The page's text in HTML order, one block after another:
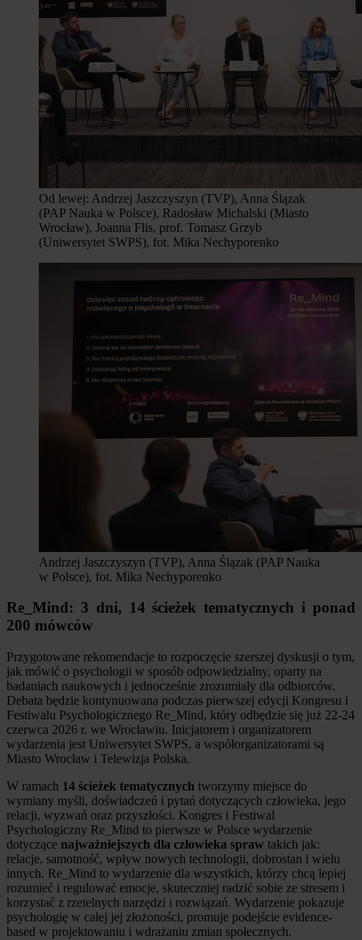
Od lewej: Andrzej Jaszczyszyn (TVP), Anna Ślązak
(PAP Nauka w Polsce), Radosław Michalski (Miasto
Wrocław), Joanna Flis, prof. Tomasz Grzyb
(Uniwersytet SWPS), fot. Mika Nechyporenko
Andrzej Jaszczyszyn (TVP), Anna Ślązak (PAP Nauka
w Polsce), fot. Mika Nechyporenko
Re_Mind: 3 dni, 14 ścieżek tematycznych i ponad
200 mówców
Przygotowane rekomendacje to rozpoczęcie szerszej dyskusji o tym,
jak mówić o psychologii w sposób odpowiedzialny, oparty na
badaniach naukowych i jednocześnie zrozumiały dla odbiorców.
Debata będzie kontynuowana podczas pierwszej edycji Kongresu i
Festiwalu Psychologicznego Re_Mind, który odbędzie się już 22-24
czerwca 2026 r. we Wrocławiu. Inicjatorem i organizatorem
wydarzenia jest Uniwersytet SWPS, a współorganizatorami są
Miasto Wrocław i Telewizja Polska.
W ramach 14 ścieżek tematycznych tworzymy miejsce do
wymiany myśli, doświadczeń i pytań dotyczących człowieka, jego
relacji, wyzwań oraz przyszłości. Kongres i Festiwal
Psychologiczny Re_Mind to pierwsze w Polsce wydarzenie
dotyczące najważniejszych dla człowieka spraw takich jak:
relacje, samotność, wpływ nowych technologii, dobrostan i wielu
innych. Re_Mind to wydarzenie dla wszystkich, którzy chcą lepiej
rozumieć i regulować emocje, skuteczniej radzić sobie ze stresem i
korzystać z rzetelnych narzędzi i rozwiązań. Wydarzenie pokazuje
psychologię w całej jej złożoności, promuje podejście evidence-
based w projektowaniu i wdrażaniu zmian społecznych.